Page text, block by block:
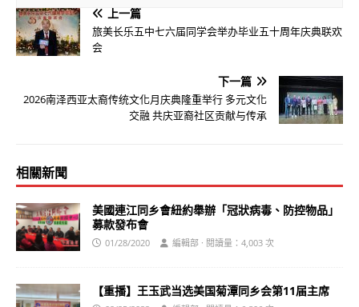
上一篇
旅美长乐五中七六届同学会举办毕业五十周年庆典联欢
会
下一篇
2026南泽西亚太裔传统文化月庆典隆重举行 多元文化
交融 共庆亚裔社区贡献与传承
相關新聞
美國連江同乡會紐約舉辦「冠狀病毒、防控物品」
募款發布會
01/28/2020 編輯部 · 閱讀量：4,003 次
【重播】王玉武当选美国菊潭同乡会第11届主席